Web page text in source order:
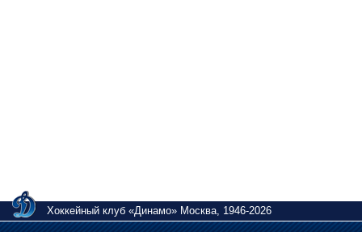
Хоккейный клуб «Динамо» Москва, 1946-2026